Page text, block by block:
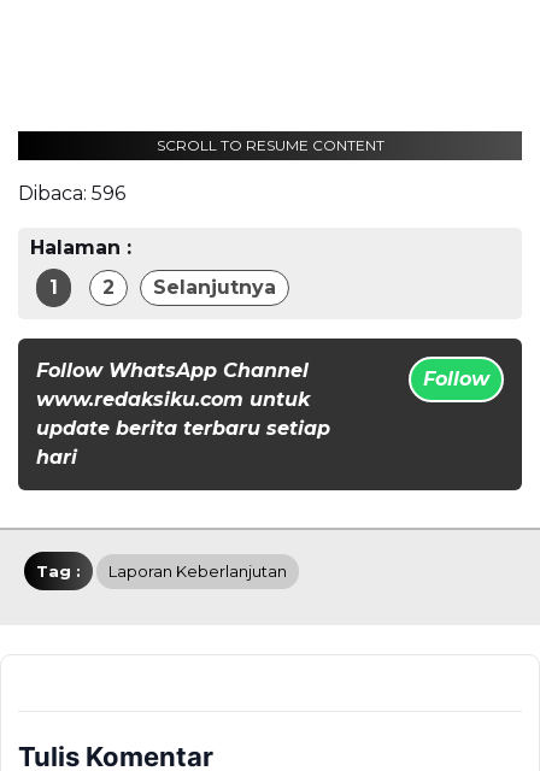
SCROLL TO RESUME CONTENT
Dibaca: 596
Halaman :
1
2 Selanjutnya
Follow WhatsApp Channel
www.redaksiku.com untuk
update berita terbaru setiap
hari
Follow
Tag : Laporan Keberlanjutan
Tulis Komentar